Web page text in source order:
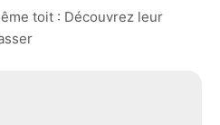
toit : Découvrez leur